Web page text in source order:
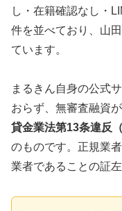
し・在籍確認なし・
件を並べており、山
ています。
まるきん自身の公式
おらず、無審査融資
貸金業法第13条違反
のものです。正規業
業者であることの証左